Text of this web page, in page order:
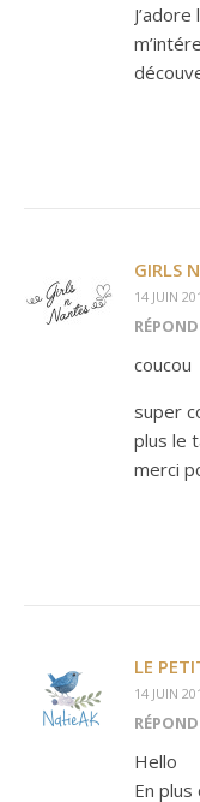
GIRLS
14 JUIN
coucou
super
plus le
merci
LE
14 JUIN
Hello
En